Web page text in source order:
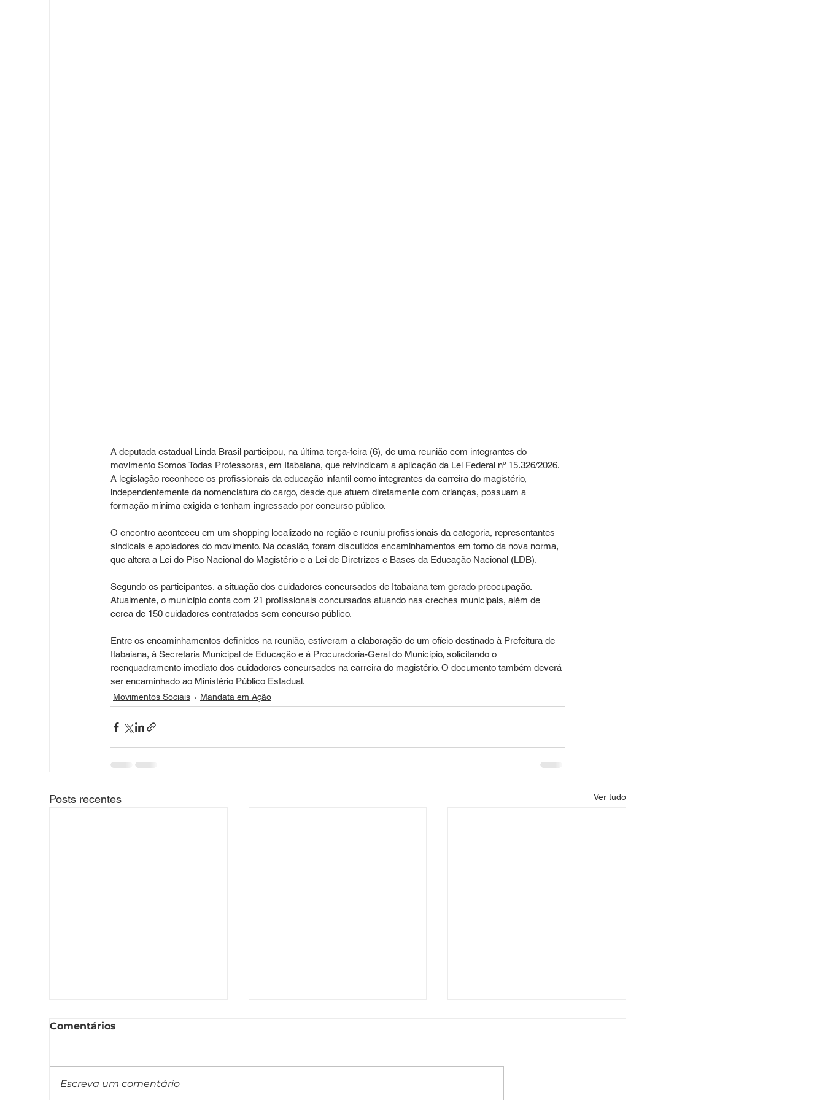
A deputada estadual Linda Brasil participou, na última terça-feira (6), de uma reunião com integrantes do
movimento Somos Todas Professoras, em Itabaiana, que reivindicam a aplicação da Lei Federal nº 15.326/2026.
A legislação reconhece os profissionais da educação infantil como integrantes da carreira do magistério,
independentemente da nomenclatura do cargo, desde que atuem diretamente com crianças, possuam a
formação mínima exigida e tenham ingressado por concurso público.
O encontro aconteceu em um shopping localizado na região e reuniu profissionais da categoria, representantes
sindicais e apoiadores do movimento. Na ocasião, foram discutidos encaminhamentos em torno da nova norma,
que altera a Lei do Piso Nacional do Magistério e a Lei de Diretrizes e Bases da Educação Nacional (LDB).
Segundo os participantes, a situação dos cuidadores concursados de Itabaiana tem gerado preocupação.
Atualmente, o município conta com 21 profissionais concursados atuando nas creches municipais, além de
cerca de 150 cuidadores contratados sem concurso público.
Entre os encaminhamentos definidos na reunião, estiveram a elaboração de um ofício destinado à Prefeitura de
Itabaiana, à Secretaria Municipal de Educação e à Procuradoria-Geral do Município, solicitando o
reenquadramento imediato dos cuidadores concursados na carreira do magistério. O documento também deverá
ser encaminhado ao Ministério Público Estadual.
Movimentos Sociais Mandata em Ação
Posts recentes Ver tudo
Comentários
Escreva um comentário